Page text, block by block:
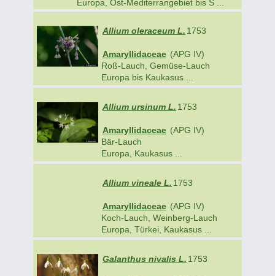
Europa, Ost-Mediterrangebiet bis S ...
Allium oleraceum L. 1753
Amaryllidaceae (APG IV)
Roß-Lauch, Gemüse-Lauch
Europa bis Kaukasus ...
Allium ursinum L. 1753
Amaryllidaceae (APG IV)
Bär-Lauch
Europa, Kaukasus ...
Allium vineale L. 1753
Amaryllidaceae (APG IV)
Koch-Lauch, Weinberg-Lauch
Europa, Türkei, Kaukasus ...
Galanthus nivalis L. 1753